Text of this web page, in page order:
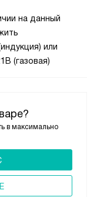
в максимально
на данный
или
(газовая)